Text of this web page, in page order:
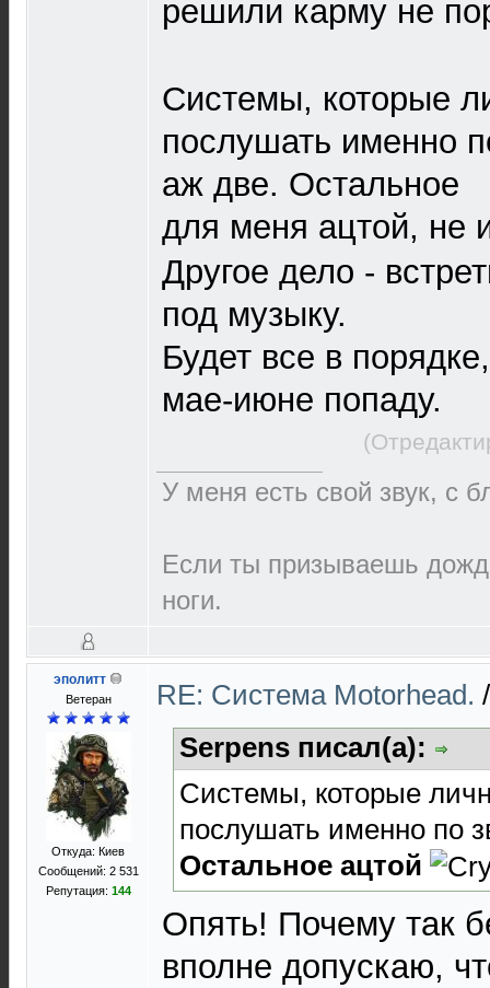
решили карму не
Системы, которые
послушать именно
аж две. Остальное
для меня ацтой, не
Другое дело -
под музыку.
Будет все в
мае-июне попаду.
У меня есть свой звук, с
Если ты призываешь
ноги.
эполитт
Ветеран
Откуда: Киев
Сообщений: 2 531
Репутация: 144
RE: Cистема Motorhead.
Serpens писал(а):
Системы, которые
послушать именно по
Остальное ацтой
Опять! Почему так
вполне допускаю,